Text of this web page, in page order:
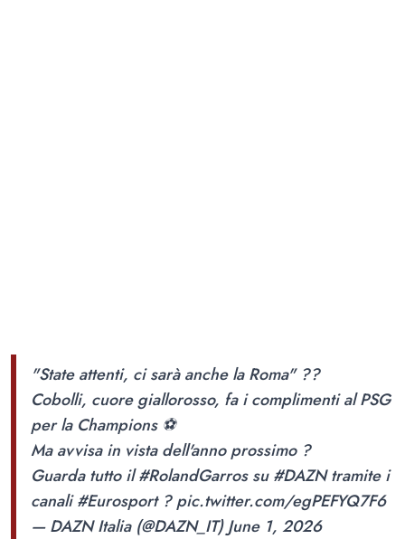
"State attenti, ci sarà anche la Roma" ??
Cobolli, cuore giallorosso, fa i complimenti al PSG
per la Champions ⚽
Ma avvisa in vista dell'anno prossimo ?
Guarda tutto il#RolandGarrossu#DAZNtramite i
canali#Eurosport?pic.twitter.com/egPEFYQ7F6
— DAZN Italia (@DAZN_IT)June 1, 2026